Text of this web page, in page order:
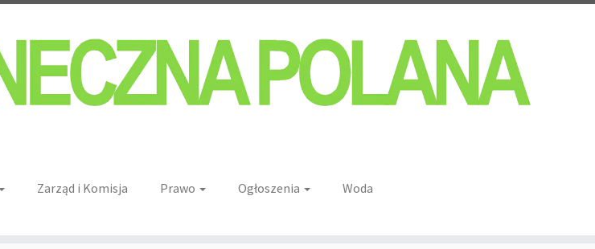
Zarząd i Komisja Prawo Ogłoszenia
Woda